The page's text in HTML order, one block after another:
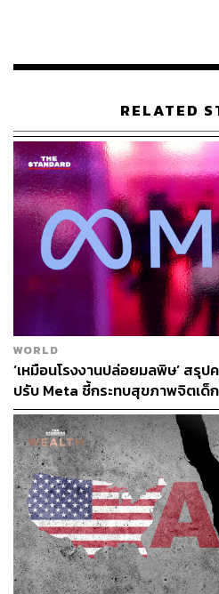
เรื่องข้อมูล (Data Muscle)
ที่มีคุณภาพเป็นอาหารอันทรงคุณ
SCBX ได้ตั้ง DataX เพื่อรวบรว
กลุ่มบริษัท โดยมองว่าชุดข้อมูลที่
เทคโนโลยี AI ของแต่ละบริษัทต่า
เรื่องขีดความสามารถ
การสร้างขีดความสามารถทางเ
งานจริง บนพื้นฐานของระบบ ก
องค์กร เพื่อลดอุปสรรคในการนำ
ในกลุ่ม SCBX ได้นำ AI ไปใช้ร่ว
ทดลองให้ AI อนุมัติสินเชื่อ เพื่อลด
การดำเนินการ ทำให้การอนุมัติ
ทำได้ในหลักวินาที หรือการใช้
เป็นต้น
เรื่องการให้อำนาจ
เป็นการสร้างวัฒนธรรมองค์กรที่
บรรยากาศให้กลายเป็นองค์กรที่ท
ความล้มเหลว และอยู่บนความเสี่
RELATED
WORLD
‘เหมือนโรงงานปล่อยมลพิษ’ สรุ
ปรับ Meta ชี้กระทบสุขภาพจิตเด็